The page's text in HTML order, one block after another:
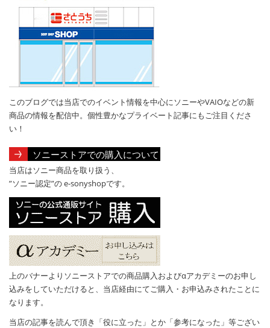
このブログでは当店でのイベント情報を中心にソニーやVAIOなどの新
商品の情報を配信中。個性豊かなプライベート記事にもご注目くださ
い！
ソニーストアでの購入について
当店はソニー商品を取り扱う、
”ソニー認定”の e-sonyshopです。
上のバナーよりソニーストアでの商品購入およびαアカデミーのお申し
込みをしていただけると、当店経由にてご購入・お申込みされたことに
なります。
当店の記事を読んで頂き「役に立った」とか「参考になった」等ござい